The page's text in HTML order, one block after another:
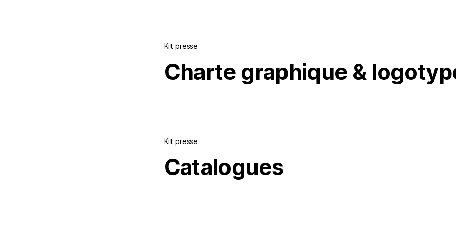
Kit presse
Charte graphique &
Kit presse
Catalogues